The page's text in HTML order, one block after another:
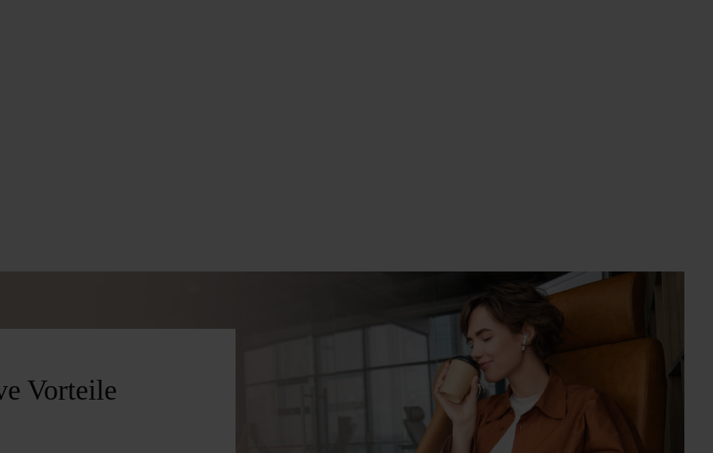
Wert ein oder benutze die Schaltflächen um die Anzahl zu erhöhen oder zu
Vorteile